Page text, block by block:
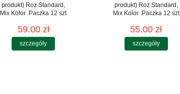
produkt) Roz Standard,
Mix Kolor .Paczka 12 szt
59.00 zł
szczegóły
produkt) Roz Standard,
Mix Kolor .Paczka 12 szt
55.00 zł
szczegóły